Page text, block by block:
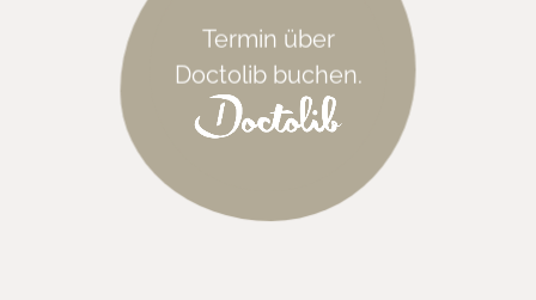
Termin über
Doctolib buchen.